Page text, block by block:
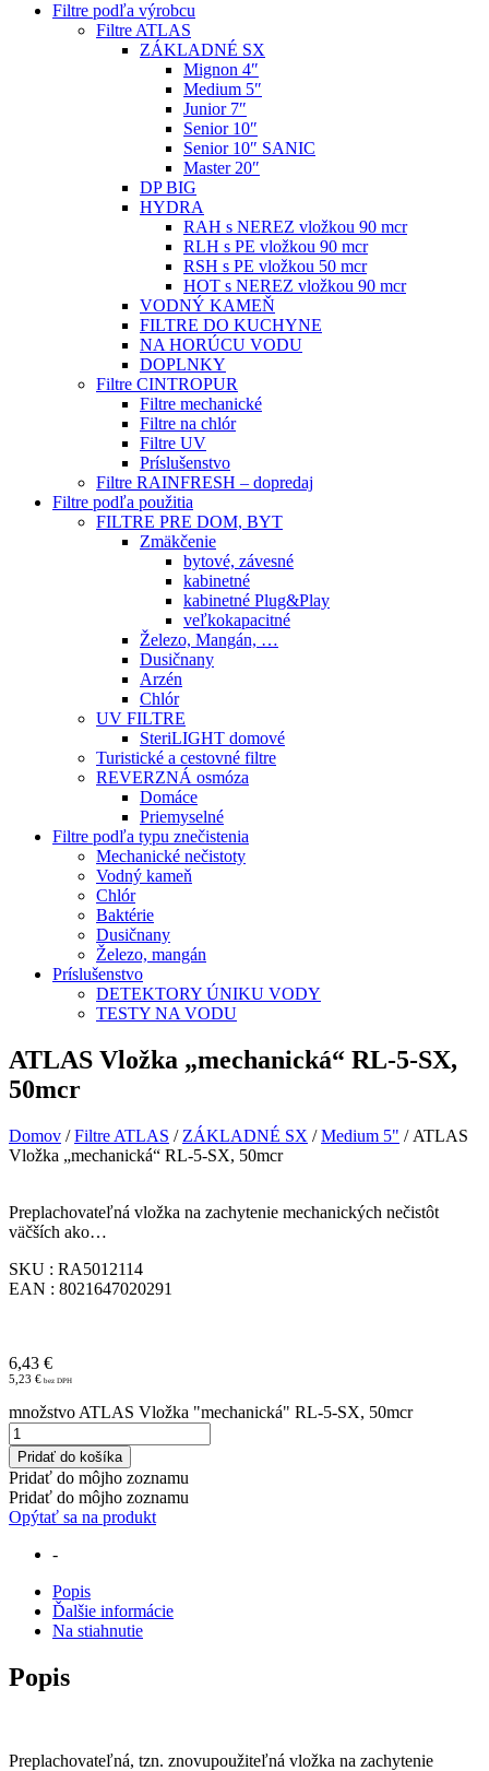
Filtre podľa výrobcu
Filtre ATLAS
ZÁKLADNÉ SX
Mignon 4″
Medium 5″
Junior 7″
Senior 10″
Senior 10″ SANIC
Master 20″
DP BIG
HYDRA
RAH s NEREZ vložkou 90 mcr
RLH s PE vložkou 90 mcr
RSH s PE vložkou 50 mcr
HOT s NEREZ vložkou 90 mcr
VODNÝ KAMEŇ
FILTRE DO KUCHYNE
NA HORÚCU VODU
DOPLNKY
Filtre CINTROPUR
Filtre mechanické
Filtre na chlór
Filtre UV
Príslušenstvo
Filtre RAINFRESH – dopredaj
Filtre podľa použitia
FILTRE PRE DOM, BYT
Zmäkčenie
bytové, závesné
kabinetné
kabinetné Plug&Play
veľkokapacitné
Železo, Mangán, …
Dusičnany
Arzén
Chlór
UV FILTRE
SteriLIGHT domové
Turistické a cestovné filtre
REVERZNÁ osmóza
Domáce
Priemyselné
Filtre podľa typu znečistenia
Mechanické nečistoty
Vodný kameň
Chlór
Baktérie
Dusičnany
Železo, mangán
Príslušenstvo
DETEKTORY ÚNIKU VODY
TESTY NA VODU
ATLAS Vložka „mechanická“ RL-5-SX,
50mcr
Domov /Filtre ATLAS / ZÁKLADNÉ SX /Medium 5" / ATLAS
Vložka „mechanická“ RL-5-SX, 50mcr
Preplachovateľná vložka na zachytenie mechanických nečistôt
väčších ako…
SKU : RA5012114
EAN : 8021647020291
6,43 €
5,23 €
množstvo ATLAS Vložka "mechanická" RL-5-SX, 50mcr
Pridať do košíka
Pridať do môjho zoznamu
Pridať do môjho zoznamu
Opýtať sa na produkt
-
Popis
Ďalšie informácie
Na stiahnutie
Popis
Preplachovateľná, tzn. znovupoužiteľná vložka na zachytenie